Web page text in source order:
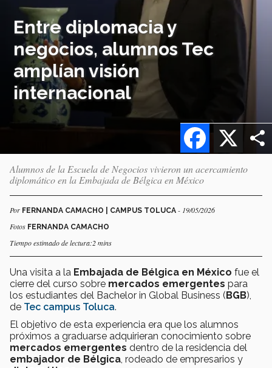
Entre diplomacia y
negocios, alumnos Tec
amplían visión
internacional
X
Facebook
Alumnos de la Escuela de Negocios vivieron un acercamiento
diplomático en la Embajada de Bélgica en México
Por FERNANDA CAMACHO | CAMPUS TOLUCA - 19/05/2026
Fotos FERNANDA CAMACHO
Tiempo estimado de lectura:2 mins
Una visita a la Embajada de Bélgica en México fue el
cierre del curso sobre mercados emergentes para
los estudiantes del Bachelor in Global Business (BGB),
de Tec campus Toluca.
El objetivo de esta experiencia era que los alumnos
próximos a graduarse adquirieran conocimiento sobre
mercados emergentes dentro de la residencia del
embajador de Bélgica , rodeado de empresarios y